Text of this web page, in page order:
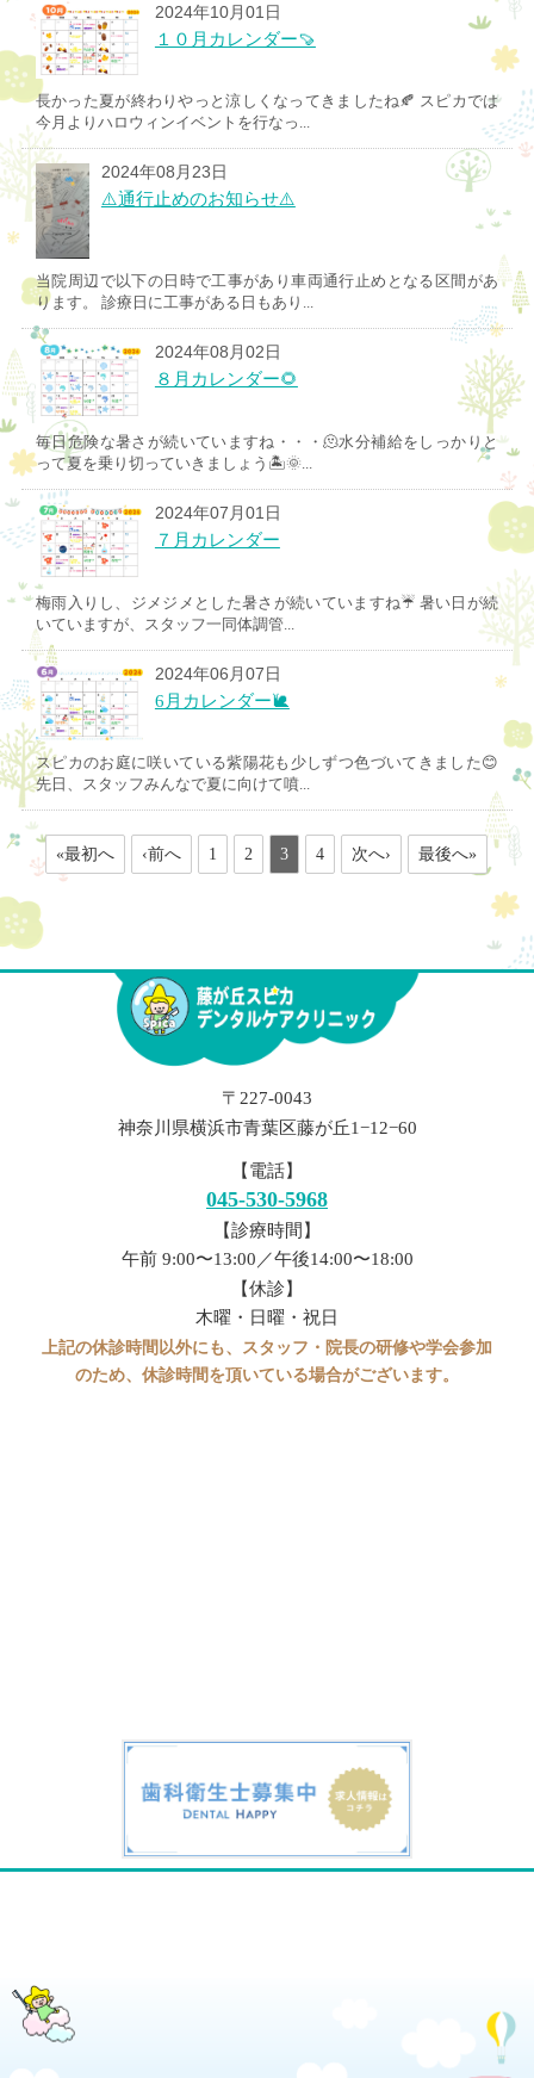
2024年10月01日
１０月カレンダー🍠
長かった夏が終わりやっと涼しくなってきましたね🍂 スピカでは
今月よりハロウィンイベントを行なっ...
2024年08月23日
⚠️通行止めのお知らせ⚠️
当院周辺で以下の日時で工事があり車両通行止めとなる区間があ
ります。 診療日に工事がある日もあり...
2024年08月02日
８月カレンダー🌻
毎日危険な暑さが続いていますね・・・🫠水分補給をしっかりと
って夏を乗り切っていきましょう🏝️🌞...
2024年07月01日
７月カレンダー
梅雨入りし、ジメジメとした暑さが続いていますね☔️ 暑い日が続
いていますが、スタッフ一同体調管...
2024年06月07日
6月カレンダー🐌
スピカのお庭に咲いている紫陽花も少しずつ色づいてきました😊
先日、スタッフみんなで夏に向けて噴...
«最初へ ‹前へ 1 2 3 4 次へ› 最後へ»
〒227-0043
神奈川県横浜市青葉区藤が丘1−12−60
【電話】
045-530-5968
【診療時間】
午前 9:00〜13:00／午後14:00〜18:00
【休診】
木曜・日曜・祝日
上記の休診時間以外にも、スタッフ・院長の研修や学会参加
のため、休診時間を頂いている場合がございます。